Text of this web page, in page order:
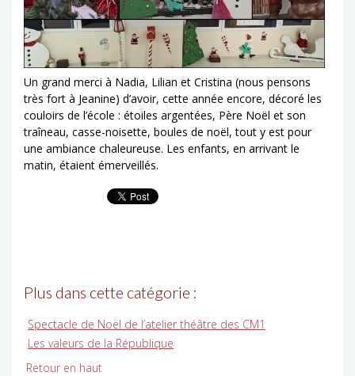
Un grand merci à Nadia, Lilian et Cristina (nous pensons
très fort à Jeanine) d’avoir, cette année encore, décoré les
couloirs de l’école : étoiles argentées, Père Noël et son
traîneau, casse-noisette, boules de noël, tout y est pour
une ambiance chaleureuse. Les enfants, en arrivant le
matin, étaient émerveillés.
Plus dans cette catégorie :
Spectacle de Noël de l’atelier théâtre des CM1
Les valeurs de la République
Retour en haut